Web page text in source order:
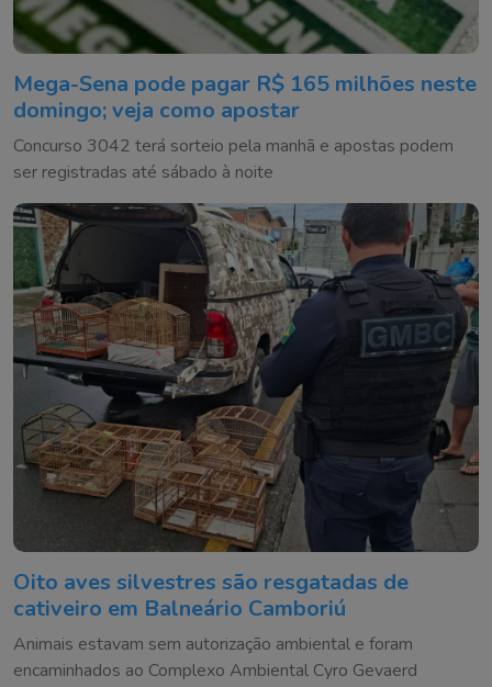
Mega-Sena pode pagar R$ 165 milhões neste
domingo; veja como apostar
Concurso 3042 terá sorteio pela manhã e apostas podem
ser registradas até sábado à noite
Oito aves silvestres são resgatadas de
cativeiro em Balneário Camboriú
Animais estavam sem autorização ambiental e foram
encaminhados ao Complexo Ambiental Cyro Gevaerd